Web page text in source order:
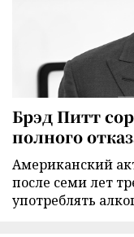
Брэд Питт
полного
Американский
после семи лет
употреблять